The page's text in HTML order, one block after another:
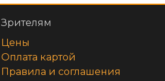
Зрителям
Цены
Оплата картой
Правила и соглашения